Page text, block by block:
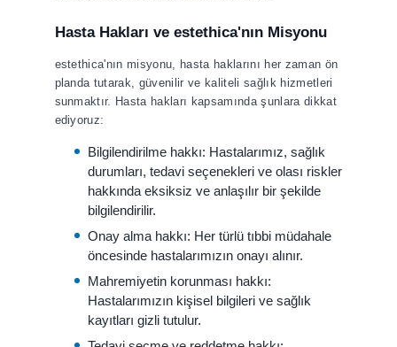
Hasta Hakları ve estethica'nın Misyonu
estethica'nın misyonu, hasta haklarını her zaman ön
planda tutarak, güvenilir ve kaliteli sağlık hizmetleri
sunmaktır. Hasta hakları kapsamında şunlara dikkat
ediyoruz:
Bilgilendirilme hakkı: Hastalarımız, sağlık
durumları, tedavi seçenekleri ve olası riskler
hakkında eksiksiz ve anlaşılır bir şekilde
bilgilendirilir.
Onay alma hakkı: Her türlü tıbbi müdahale
öncesinde hastalarımızın onayı alınır.
Mahremiyetin korunması hakkı:
Hastalarımızın kişisel bilgileri ve sağlık
kayıtları gizli tutulur.